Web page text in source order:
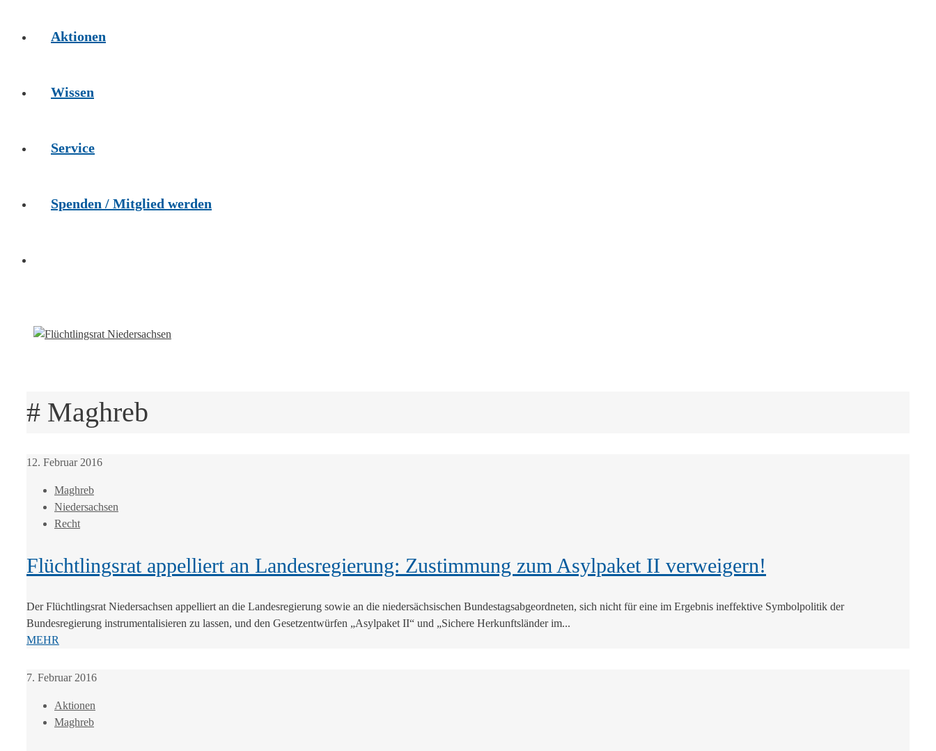
Aktionen
Wissen
Service
Spenden / Mitglied werden
# Maghreb
12. Februar 2016
Maghreb
Niedersachsen
Recht
Flüchtlingsrat appelliert an Landesregierung: Zustimmung zum Asylpaket II verweigern!
Der Flüchtlingsrat Niedersachsen appelliert an die Landesregierung sowie an die niedersächsischen Bundestagsabgeordneten, sich nicht für eine im Ergebnis ineffektive Symbolpolitik der
Bundesregierung instrumentalisieren zu lassen, und den Gesetzentwürfen „Asylpaket II“ und „Sichere Herkunftsländer im...
MEHR
7. Februar 2016
Aktionen
Maghreb